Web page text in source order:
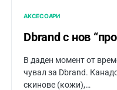
АКСЕСОАРИ
Dbrand с нов
В даден момент от
чувал за Dbrand.
скинове (кожи),…